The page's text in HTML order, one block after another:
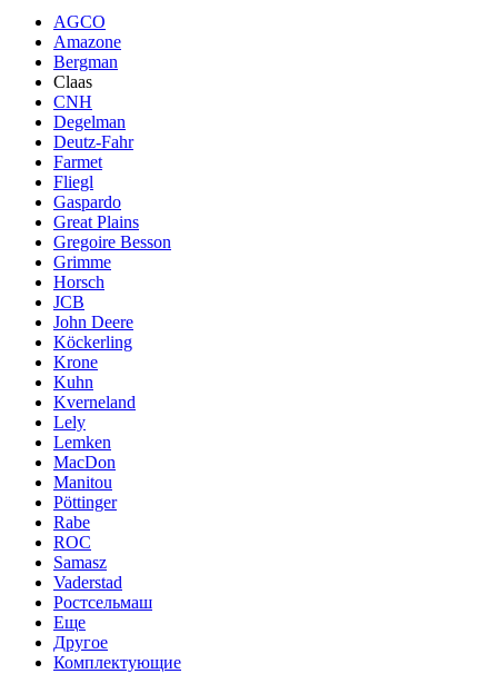
AGCO
Amazone
Bergman
Claas
CNH
Degelman
Deutz-Fahr
Farmet
Fliegl
Gaspardo
Great Plains
Gregoire Besson
Grimme
Horsch
JCB
John Deere
Köckerling
Krone
Kuhn
Kverneland
Lely
Lemken
MacDon
Manitou
Pöttinger
Rabe
ROC
Samasz
Vaderstad
Ростсельмаш
Еще
Другое
Комплектующие